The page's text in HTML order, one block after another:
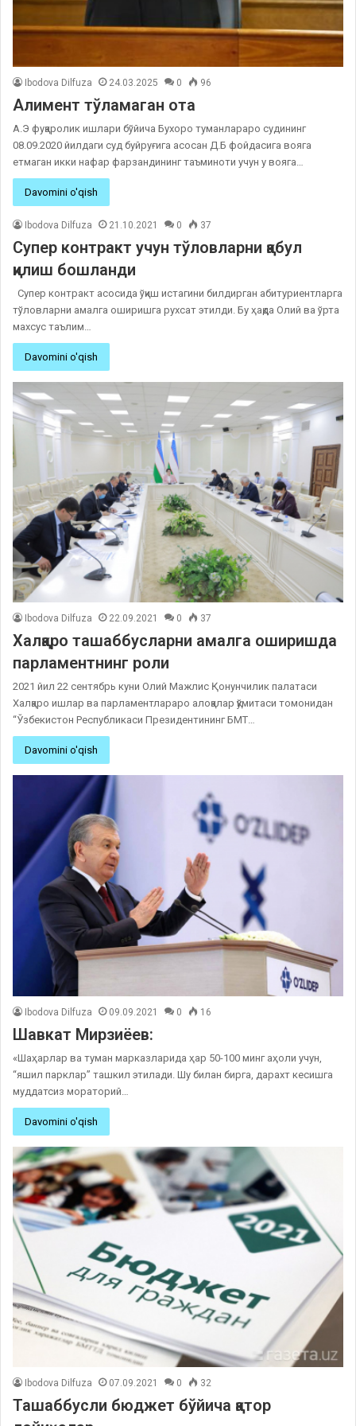
Ibodova Dilfuza 24.03.2025 0 96
Алимент тўламаган ота
А.Э фуқаролик ишлари бўйича Бухоро туманлараро судининг
08.09.2020 йилдаги суд буйруғига асосан Д.Б фойдасига вояга
етмаган икки нафар фарзандининг таъминоти учун у вояга…
Davomini o'qish
Ibodova Dilfuza 21.10.2021 0 37
Супер контракт учун тўловларни қабул
қилиш бошланди
Супер контракт асосида ўқиш истагини билдирган абитуриентларга
тўловларни амалга оширишга рухсат этилди. Бу ҳақда Олий ва ўрта
махсус таълим…
Davomini o'qish
Ibodova Dilfuza 22.09.2021 0 37
Халқаро ташаббусларни амалга оширишда
парламентнинг роли
2021 йил 22 сентябрь куни Олий Мажлис Қонунчилик палатаси
Халқаро ишлар ва парламентлараро алоқалар қўмитаси томонидан
“Ўзбекистон Республикаси Президентининг БМТ…
Davomini o'qish
Ibodova Dilfuza 09.09.2021 0 16
Шавкат Мирзиёев:
«Шаҳарлар ва туман марказларида ҳар 50-100 минг аҳоли учун,
“яшил парклар” ташкил этилади. Шу билан бирга, дарахт кесишга
муддатсиз мораторий…
Davomini o'qish
Ibodova Dilfuza 07.09.2021 0 32
Ташаббусли бюджет бўйича қатор